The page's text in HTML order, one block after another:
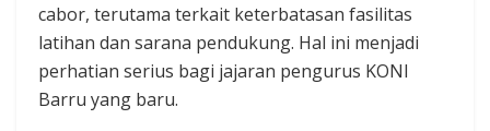
cabor, terutama terkait keterbatasan fasilitas
latihan dan sarana pendukung. Hal ini menjadi
perhatian serius bagi jajaran pengurus KONI
Barru yang baru.